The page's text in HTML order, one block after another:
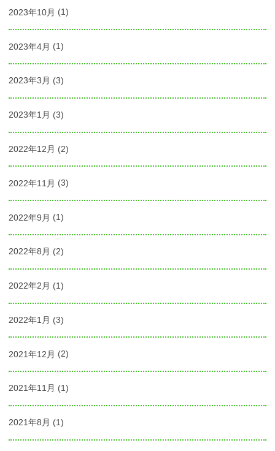
2023年10月 (1)
2023年4月 (1)
2023年3月 (3)
2023年1月 (3)
2022年12月 (2)
2022年11月 (3)
2022年9月 (1)
2022年8月 (2)
2022年2月 (1)
2022年1月 (3)
2021年12月 (2)
2021年11月 (1)
2021年8月 (1)